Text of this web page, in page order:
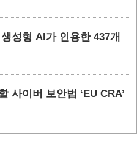
성형 AI가 인용한 437개
사이버 보안법 ‘EU CRA’